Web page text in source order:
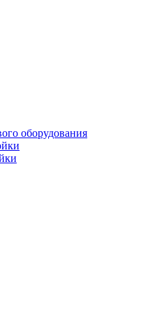
оборудования